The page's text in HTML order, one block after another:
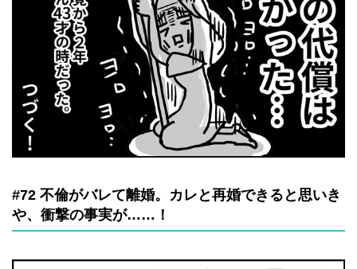
#72 不倫がバレて離婚。カレと再婚できると思いき
や、衝撃の事実が……！